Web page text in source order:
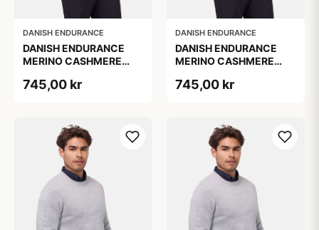
DANISH ENDURANCE
DANISH ENDURANCE
MERINO CASHMERE
Melange 1-Pak
745,00 kr
DANISH ENDURANCE
DANISH ENDURANCE
MERINO CASHMERE
Melange 1-Pak
745,00 kr